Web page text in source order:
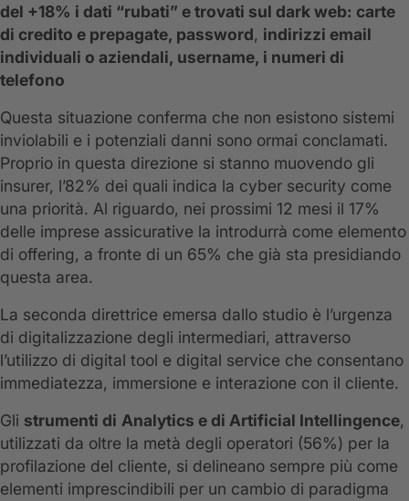
del +18% i dati “rubati” e trovati sul dark web: carte
di credito e prepagate, password, indirizzi email
individuali o aziendali, username, i numeri di
telefono
Questa situazione conferma che non esistono sistemi
inviolabili e i potenziali danni sono ormai conclamati.
Proprio in questa direzione si stanno muovendo gli
insurer, l’82% dei quali indica la cyber security come
una priorità. Al riguardo, nei prossimi 12 mesi il 17%
delle imprese assicurative la introdurrà come elemento
di offering, a fronte di un 65% che già sta presidiando
questa area.
La seconda direttrice emersa dallo studio è l’urgenza
di digitalizzazione degli intermediari, attraverso
l’utilizzo di digital tool e digital service che consentano
immediatezza, immersione e interazione con il cliente.
Gli strumenti di Analytics e di Artificial Intellingence,
utilizzati da oltre la metà degli operatori (56%) per la
profilazione del cliente, si delineano sempre più come
elementi imprescindibili per un cambio di paradigma